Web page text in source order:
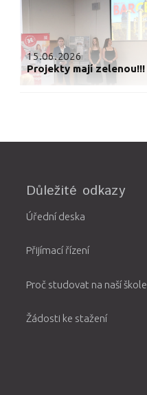
15.06.2026
Projekty mají zelenou!!!
Důležité odkazy
Úřední deska
Přijímací řízení
Proč studovat na naší škole
Žádosti ke stažení